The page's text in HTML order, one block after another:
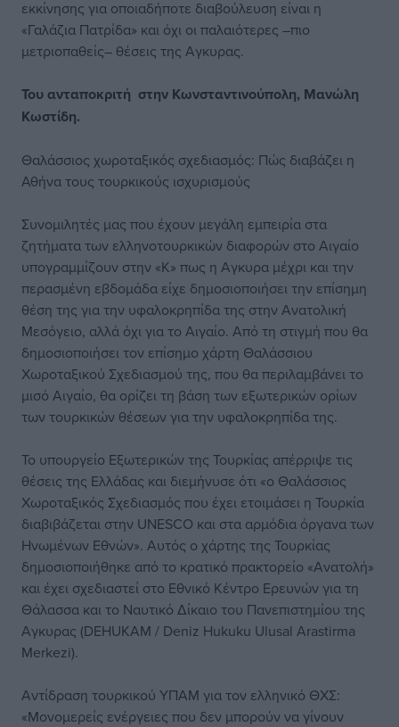
εκκίνησης για οποιαδήποτε διαβούλευση είναι η
«Γαλάζια Πατρίδα» και όχι οι παλαιότερες –πιο
μετριοπαθείς– θέσεις της Αγκυρας.
Του ανταποκριτή στην Κωνσταντινούπολη, Μανώλη
Κωστίδη.
Θαλάσσιος χωροταξικός σχεδιασμός: Πώς διαβάζει η
Αθήνα τους τουρκικούς ισχυρισμούς
Συνομιλητές μας που έχουν μεγάλη εμπειρία στα
ζητήματα των ελληνοτουρκικών διαφορών στο Αιγαίο
υπογραμμίζουν στην «Κ» πως η Aγκυρα μέχρι και την
περασμένη εβδομάδα είχε δημοσιοποιήσει την επίσημη
θέση της για την υφαλοκρηπίδα της στην Ανατολική
Μεσόγειο, αλλά όχι για το Αιγαίο. Από τη στιγμή που θα
δημοσιοποιήσει τον επίσημο χάρτη Θαλάσσιου
Χωροταξικού Σχεδιασμού της, που θα περιλαμβάνει το
μισό Αιγαίο, θα ορίζει τη βάση των εξωτερικών ορίων
των τουρκικών θέσεων για την υφαλοκρηπίδα της.
Το υπουργείο Εξωτερικών της Τουρκίας απέρριψε τις
θέσεις της Ελλάδας και διεμήνυσε ότι «ο Θαλάσσιος
Χωροταξικός Σχεδιασμός που έχει ετοιμάσει η Τουρκία
διαβιβάζεται στην UNESCO και στα αρμόδια όργανα των
Ηνωμένων Εθνών». Αυτός ο χάρτης της Τουρκίας
δημοσιοποιήθηκε από το κρατικό πρακτορείο «Ανατολή»
και έχει σχεδιαστεί στο Εθνικό Κέντρο Ερευνών για τη
Θάλασσα και το Ναυτικό Δίκαιο του Πανεπιστημίου της
Aγκυρας (DEHUKAM / Deniz Hukuku Ulusal Arastirma
Merkezi).
Αντίδραση τουρκικού ΥΠΑΜ για τον ελληνικό ΘΧΣ:
«Μονομερείς ενέργειες που δεν μπορούν να γίνουν